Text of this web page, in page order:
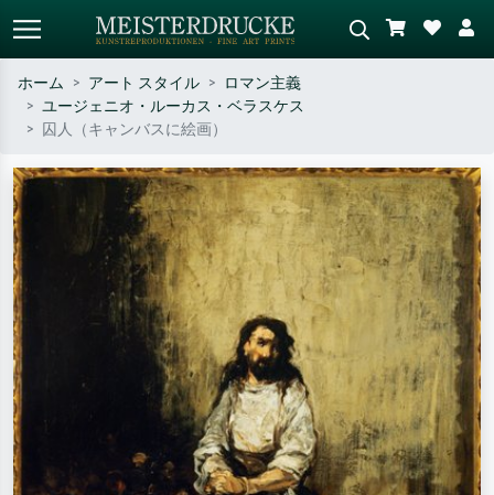
標準検索
– 例：モネ、星月夜、印象派、北
斎の波、ヌード。
緑の草原、赤の多い抽象画、暗い
油絵、木のそばの立ち姿のヌー
ド。
ホーム アート スタイル
ロマン主義
ユージェニオ・ルーカス・ベラスケス
囚人（キャンバスに絵画）